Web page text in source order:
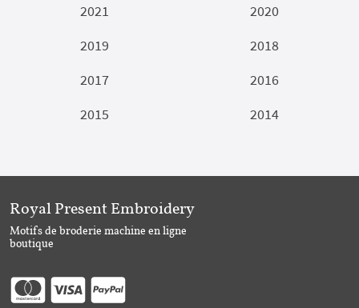
2021
2020
2019
2018
2017
2016
2015
2014
Royal Present Embroidery
Motifs de broderie machine en ligne
boutique